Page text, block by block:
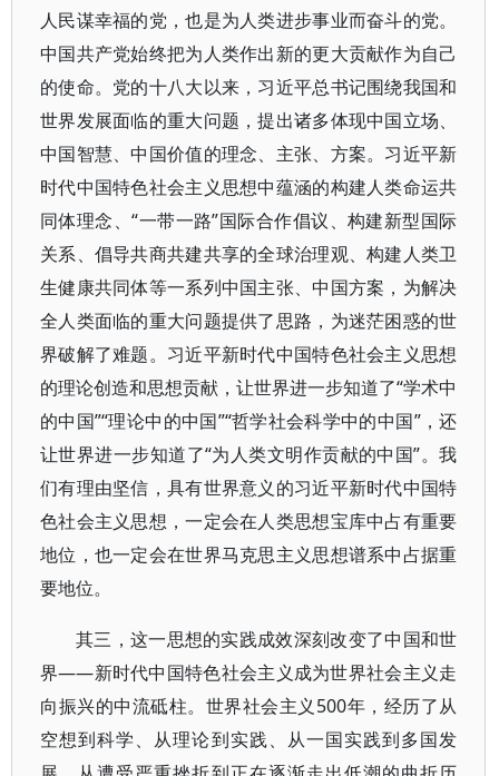
人民谋幸福的党，也是为人类进步事业而奋斗的党。
中国共产党始终把为人类作出新的更大贡献作为自己
的使命。党的十八大以来，习近平总书记围绕我国和
世界发展面临的重大问题，提出诸多体现中国立场、
中国智慧、中国价值的理念、主张、方案。习近平新
时代中国特色社会主义思想中蕴涵的构建人类命运共
同体理念、“一带一路”国际合作倡议、构建新型国际
关系、倡导共商共建共享的全球治理观、构建人类卫
生健康共同体等一系列中国主张、中国方案，为解决
全人类面临的重大问题提供了思路，为迷茫困惑的世
界破解了难题。习近平新时代中国特色社会主义思想
的理论创造和思想贡献，让世界进一步知道了“学术中
的中国”“理论中的中国”“哲学社会科学中的中国”，还
让世界进一步知道了“为人类文明作贡献的中国”。我
们有理由坚信，具有世界意义的习近平新时代中国特
色社会主义思想，一定会在人类思想宝库中占有重要
地位，也一定会在世界马克思主义思想谱系中占据重
要地位。
其三，这一思想的实践成效深刻改变了中国和世
界——新时代中国特色社会主义成为世界社会主义走
向振兴的中流砥柱。世界社会主义500年，经历了从
空想到科学、从理论到实践、从一国实践到多国发